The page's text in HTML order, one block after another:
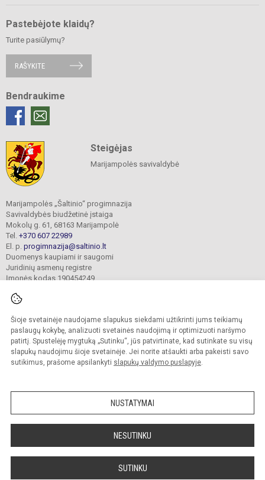
Šioje svetainėje naudojame slapukus siekdami užtikrinti jums teikiamų
paslaugų kokybę, analizuoti svetainės naudojimą ir optimizuoti naršymo
patirtį. Spustelėję mygtuką „Sutinku“, jūs patvirtinate, kad sutinkate su visų
slapukų naudojimu šioje svetainėje. Jei norite atšaukti arba pakeisti savo
sutikimus, prašome apsilankyti slapukų valdymo puslapyje.
NUSTATYMAI
NESUTINKU
SUTINKU
Pastebėjote klaidų?
Turite pasiūlymų?
RAŠYKITE
Bendraukime
Steigėjas
Marijampolės savivaldybė
Marijampolės „Šaltinio“ progimnazija
Savivaldybės biudžetinė įstaiga
Mokolų g. 61, 68163 Marijampolė
Tel. +370 607 22989
El. p. progimnazija@saltinio.lt
Duomenys kaupiami ir saugomi
Juridinių asmenų registre
Įmonės kodas 190454249
© 2024. Marijampolės „Šaltinio“ progimnazija. Visos teisės saugomos.
Kopijuoti turinį be raštiško gimnazijos sutikimo griežtai draudžiama.
Prieinamumo paraiška Slapukų valdymas
Sumanus būdas atnaujinti